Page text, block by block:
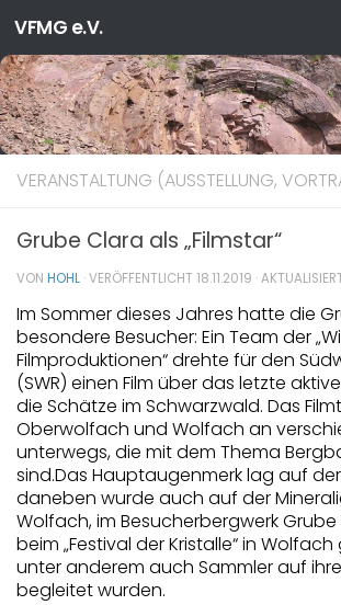
Zum Inhalt springen
VFMG e.V.
VERANSTALTUNG (AUSSTELLUNG,
Grube Clara als „Filmstar“
VON HOHL · VERÖFFENTLICHT 18.11.2019 ·
Im Sommer dieses Jahres hatte die
besondere Besucher: Ein Team der
Filmproduktionen“ drehte für den
(SWR) einen Film über das letzte
die Schätze im Schwarzwald. Das
Oberwolfach und Wolfach an
unterwegs, die mit dem Thema
sind.Das Hauptaugenmerk lag auf
daneben wurde auch auf der
Wolfach, im Besucherbergwerk
beim „Festival der Kristalle“ in
unter anderem auch Sammler auf
begleitet wurden.